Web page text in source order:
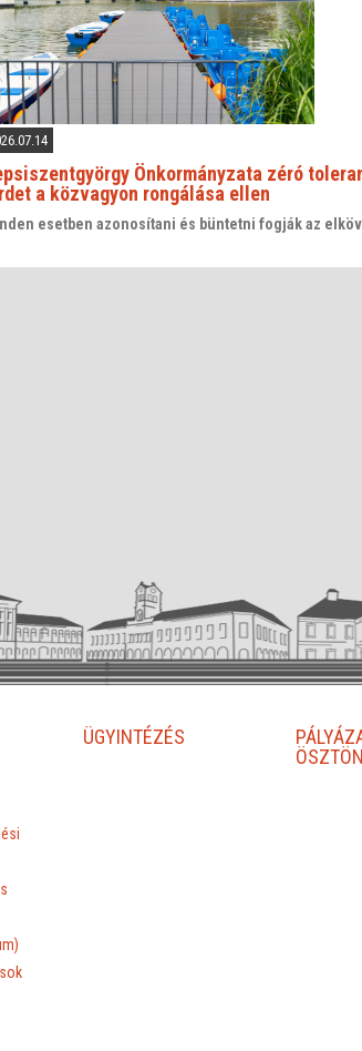
Önkormányzata zéró
a közvagyon rongálása ellen
esetben azonosítani és büntetni fogják az
ÜGYINTÉZÉS